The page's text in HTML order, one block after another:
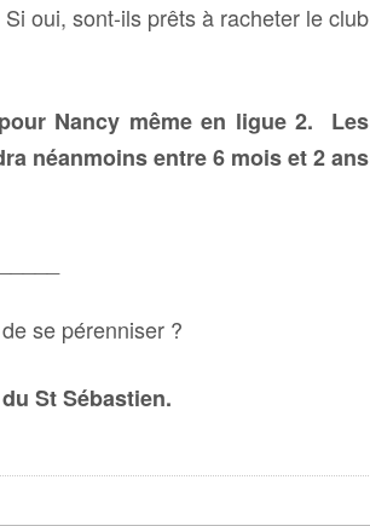
oui, sont-ils prêts à racheter le club
Nancy même en ligue 2. Les
néanmoins entre 6 mois et 2 ans
se pérenniser ?
St Sébastien.